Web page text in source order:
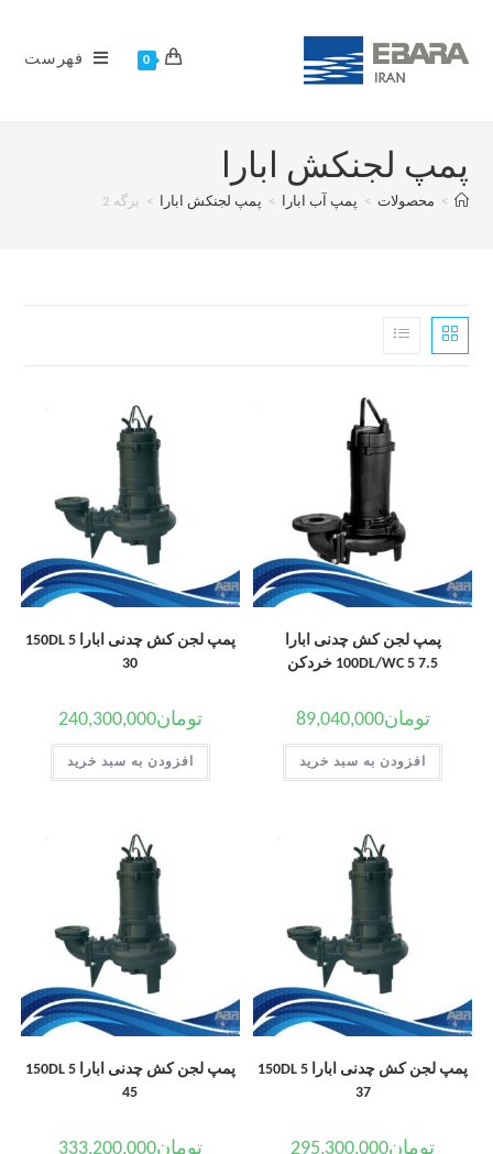
0 فهرست
پمپ لجنکش ابارا
> محصولات > پمپ آب ابارا > پمپ لجنکش ابارا > برگه 2
پمپ لجن کش چدنی ابارا
100DL/WC 5 7.5 خردکن
تومان89,040,000
افزودن به سبد خرید
پمپ لجن کش چدنی ابارا 150DL 5
30
تومان240,300,000
افزودن به سبد خرید
پمپ لجن کش چدنی ابارا 150DL 5
37
تومان295,300,000
پمپ لجن کش چدنی ابارا 150DL 5
45
تومان333,200,000